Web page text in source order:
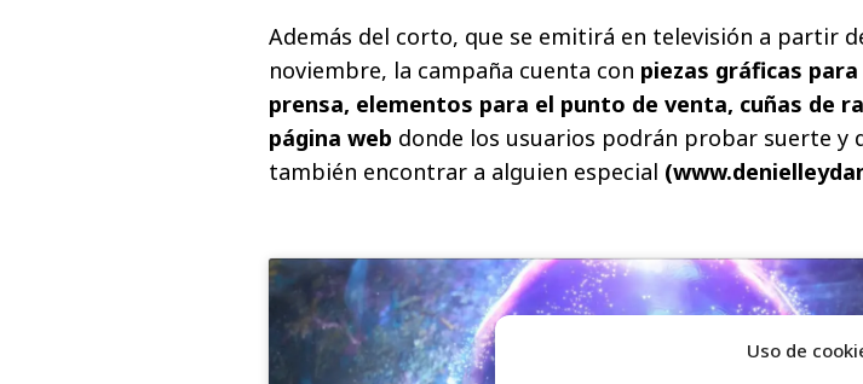
Uso de
Además del corto, que se emitirá en televisión a partir
noviembre, la campaña cuenta con piezas gráficas
prensa, elementos para el punto de venta, cuñas de
página web donde los usuarios podrán probar suerte y
también encontrar a alguien especial